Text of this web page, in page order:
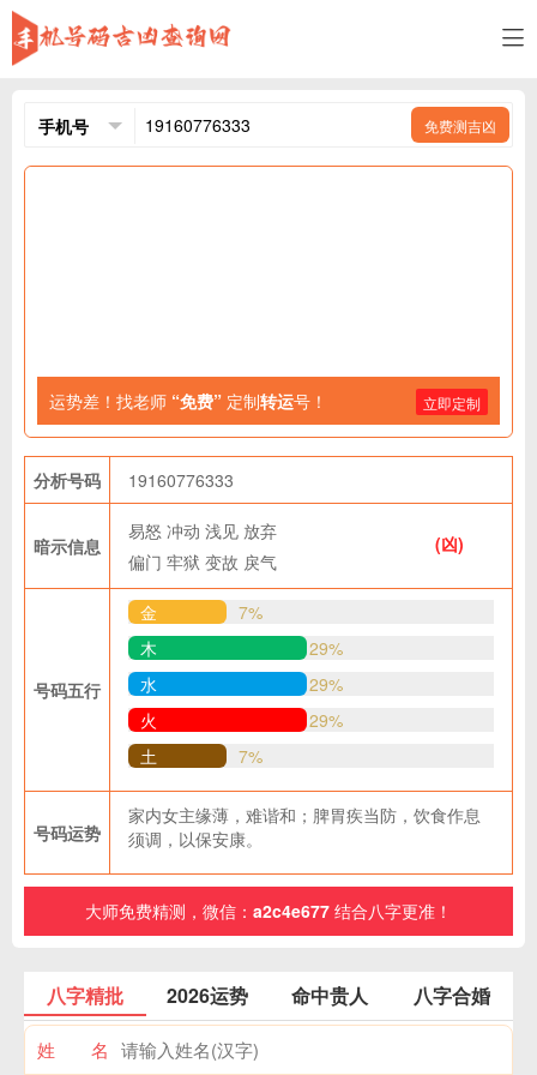
免费测吉凶
运势差！找老师 “免费” 定制转运号！ 立即定制
分析号码 19160776333
暗示信息
易怒 冲动 浅见 放弃
偏门 牢狱 变故 戾气
(凶)
号码五行
金
7%
木
29%
水
29%
火
29%
土
7%
号码运势
家内女主缘薄，难谐和；脾胃疾当防，饮食作息
须调，以保安康。
大师免费精测，微信： a2c4e677 结合八字更准！
八字精批 2026运势 命中贵人 八字合婚
姓 名